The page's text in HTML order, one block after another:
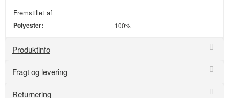
Fremstillet af
Polyester: 100%
Produktinfo
Fragt og levering
Returnering